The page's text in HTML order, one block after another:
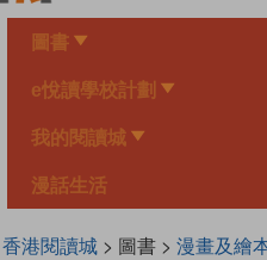
圖書
e悅讀學校計劃
我的閱讀城
漫話生活
香港閱讀城> 圖書 > 漫畫及繪